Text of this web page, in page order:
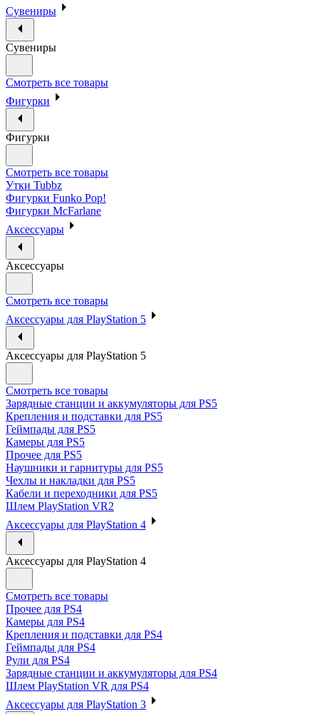
Сувениры
Сувениры
Смотреть все товары
Фигурки
Фигурки
Смотреть все товары
Утки Tubbz
Фигурки Funko Pop!
Фигурки McFarlane
Аксессуары
Аксессуары
Смотреть все товары
Аксессуары для PlayStation 5
Аксессуары для PlayStation 5
Смотреть все товары
Зарядные станции и аккумуляторы для PS5
Крепления и подставки для PS5
Геймпады для PS5
Камеры для PS5
Прочее для PS5
Наушники и гарнитуры для PS5
Чехлы и накладки для PS5
Кабели и переходники для PS5
Шлем PlayStation VR2
Аксессуары для PlayStation 4
Аксессуары для PlayStation 4
Смотреть все товары
Прочее для PS4
Камеры для PS4
Крепления и подставки для PS4
Геймпады для PS4
Рули для PS4
Зарядные станции и аккумуляторы для PS4
Шлем PlayStation VR для PS4
Аксессуары для PlayStation 3